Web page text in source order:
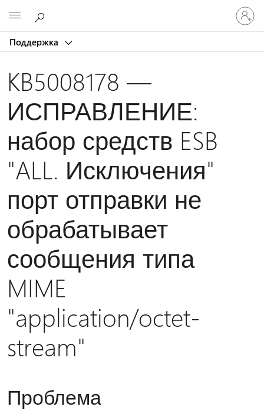
Поддержка
KB5008178 —
ИСПРАВЛЕНИЕ:
набор средств ESB
"ALL. Исключения"
порт отправки не
обрабатывает
сообщения типа
MIME
"application/octet-
stream"
Проблема